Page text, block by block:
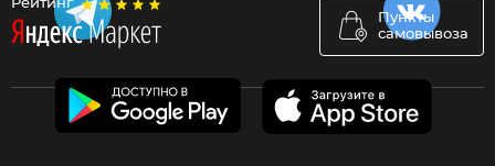
Рейтинг
Пункты
самовывоза